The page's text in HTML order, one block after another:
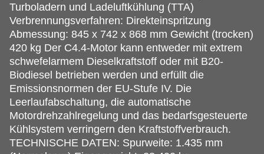
Turboladern und Ladeluftkühlung (TTA)
Verbrennungsverfahren: Direkteinspritzung
Abmessung: 845 x 742 x 868 mm Gewicht (trocken)
420 kg Der C4.4-Motor kann entweder mit extrem
schwefelarmem Dieselkraftstoff oder mit B20-
Biodiesel betrieben werden und erfüllt die
Emissionsnormen der EU-Stufe IV. Die
Leerlaufabschaltung, die automatische
Motordrehzahlregelung und das bedarfsgesteuerte
Kühlsystem verringern den Kraftstoffverbrauch.
TECHNISCHE DATEN: Spurweite: 1.435 mm